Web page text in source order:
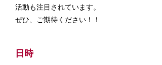
活動も注目されています。
ぜひ、ご期待ください！！
日時